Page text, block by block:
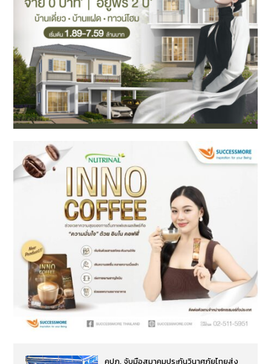
คปภ. จับมือสมาคมประกันวินาศภัยไทยส่ง